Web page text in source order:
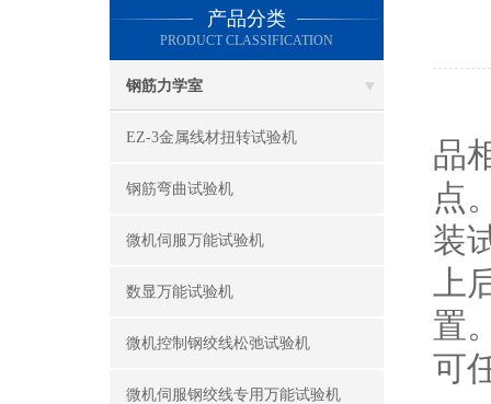
产品分类
PRODUCT CLASSIFICATION
钢筋力学室
EZ-3金属线材扭转试验机
钢筋弯曲试验机
微机伺服万能试验机
数显万能试验机
微机控制钢绞线松弛试验机
微机伺服钢绞线专用万能试验机
品
点
装
上
置
可